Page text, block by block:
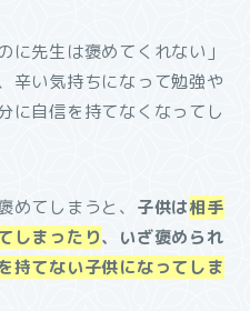
に先生は褒めてくれない」
辛い気持ちになって勉強や
に自信を持てなくなってし
めてしまうと、 子供は相手
しまったり、いざ褒められ
持てない子供になってしま